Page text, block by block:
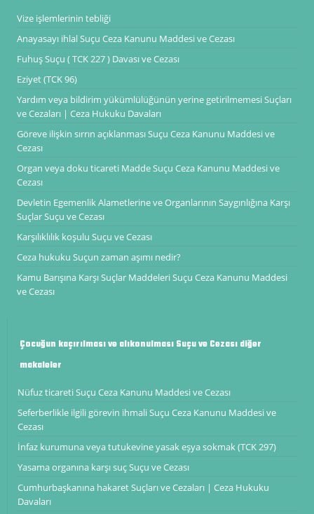
Vize işlemlerinin tebliği
Anayasayı ihlal Suçu Ceza Kanunu Maddesi ve Cezası
Fuhuş Suçu ( TCK 227 ) Davası ve Cezası
Eziyet (TCK 96)
Yardım veya bildirim yükümlülüğünün yerine getirilmemesi Suçları
ve Cezaları | Ceza Hukuku Davaları
Göreve ilişkin sırrın açıklanması Suçu Ceza Kanunu Maddesi ve
Cezası
Organ veya doku ticareti Madde Suçu Ceza Kanunu Maddesi ve
Cezası
Devletin Egemenlik Alametlerine ve Organlarının Saygınlığına Karşı
Suçlar Suçu ve Cezası
Karşılıklılık koşulu Suçu ve Cezası
Ceza hukuku Suçun zaman aşımı nedir?
Kamu Barışına Karşı Suçlar Maddeleri Suçu Ceza Kanunu Maddesi
ve Cezası
Çocuğun kaçırılması ve alıkonulması Suçu ve Cezası diğer
makaleler
Nüfuz ticareti Suçu Ceza Kanunu Maddesi ve Cezası
Seferberlikle ilgili görevin ihmali Suçu Ceza Kanunu Maddesi ve
Cezası
İnfaz kurumuna veya tutukevine yasak eşya sokmak (TCK 297)
Yasama organına karşı suç Suçu ve Cezası
Cumhurbaşkanına hakaret Suçları ve Cezaları | Ceza Hukuku
Davaları